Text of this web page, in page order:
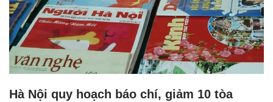
Hà Nội quy hoạch báo chí, giảm 10 tòa